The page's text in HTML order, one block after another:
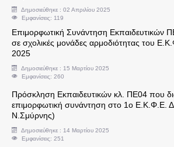
ΑΣΕΠ-Διορισμοί
Αντιστοιχίες Τίτλων
Δημοσιεύθηκε : 02 Απριλίου 2025
Εμφανίσεις: 119
Επιμορφωτική Συνάντηση Εκπαιδευτικών
σε σχολικές μονάδες αρμοδιότητας του
2025
Δημοσιεύθηκε : 15 Μαρτίου 2025
Εμφανίσεις: 260
Πρόσκληση Εκπαιδευτικών κλ. ΠΕ04 που
επιμορφωτική συνάντηση στο 1ο Ε.Κ.Φ.Ε.
Ν.Σμύρνης)
Δημοσιεύθηκε : 14 Μαρτίου 2025
Εμφανίσεις: 251